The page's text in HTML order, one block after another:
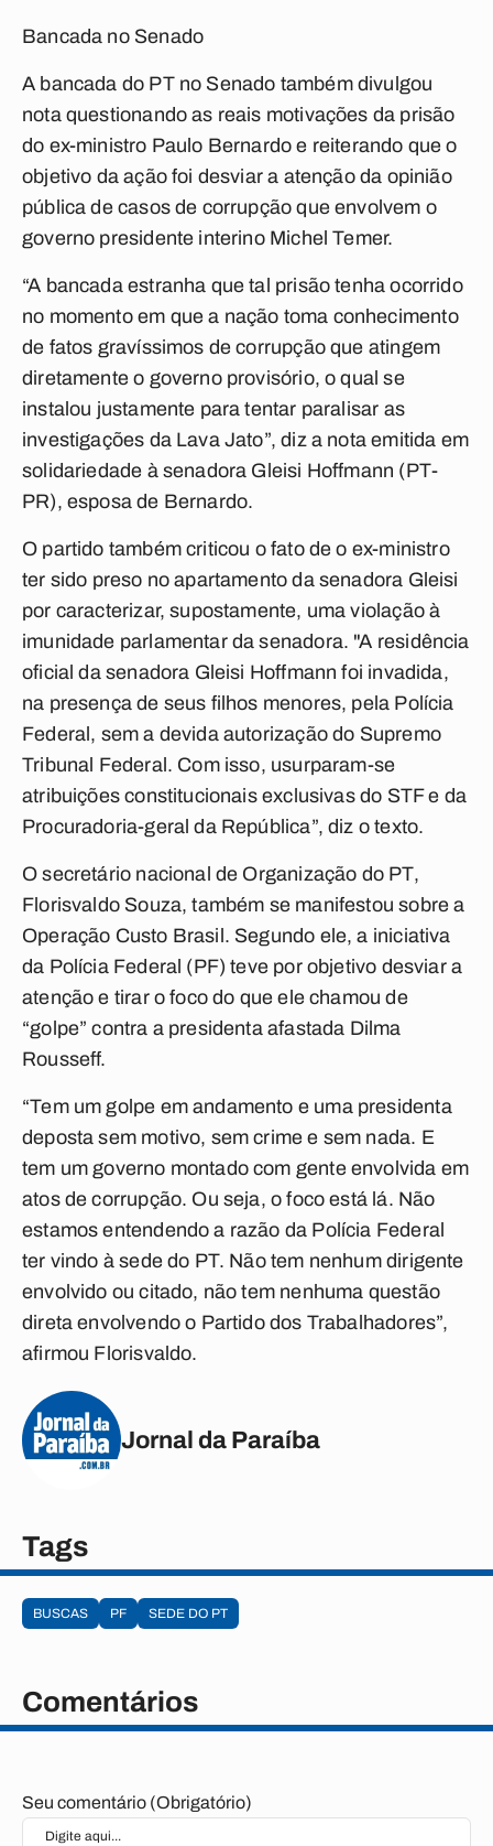
Bancada no Senado
A bancada do PT no Senado também divulgou
nota questionando as reais motivações da prisão
do ex-ministro Paulo Bernardo e reiterando que o
objetivo da ação foi desviar a atenção da opinião
pública de casos de corrupção que envolvem o
governo presidente interino Michel Temer.
“A bancada estranha que tal prisão tenha ocorrido
no momento em que a nação toma conhecimento
de fatos gravíssimos de corrupção que atingem
diretamente o governo provisório, o qual se
instalou justamente para tentar paralisar as
investigações da Lava Jato”, diz a nota emitida em
solidariedade à senadora Gleisi Hoffmann (PT-
PR), esposa de Bernardo.
O partido também criticou o fato de o ex-ministro
ter sido preso no apartamento da senadora Gleisi
por caracterizar, supostamente, uma violação à
imunidade parlamentar da senadora. "A residência
oficial da senadora Gleisi Hoffmann foi invadida,
na presença de seus filhos menores, pela Polícia
Federal, sem a devida autorização do Supremo
Tribunal Federal. Com isso, usurparam-se
atribuições constitucionais exclusivas do STF e da
Procuradoria-geral da República”, diz o texto.
O secretário nacional de Organização do PT,
Florisvaldo Souza, também se manifestou sobre a
Operação Custo Brasil. Segundo ele, a iniciativa
da Polícia Federal (PF) teve por objetivo desviar a
atenção e tirar o foco do que ele chamou de
“golpe” contra a presidenta afastada Dilma
Rousseff.
“Tem um golpe em andamento e uma presidenta
deposta sem motivo, sem crime e sem nada. E
tem um governo montado com gente envolvida em
atos de corrupção. Ou seja, o foco está lá. Não
estamos entendendo a razão da Polícia Federal
ter vindo à sede do PT. Não tem nenhum dirigente
envolvido ou citado, não tem nenhuma questão
direta envolvendo o Partido dos Trabalhadores”,
afirmou Florisvaldo.
Jornal da Paraíba
Tags
BUSCAS PF SEDE DO PT
Comentários
Seu comentário (Obrigatório)